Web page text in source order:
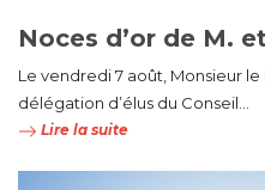
Noces d’or de M.
Le vendredi 7 août, Monsieur
délégation d’élus du Conseil...
Lire la suite